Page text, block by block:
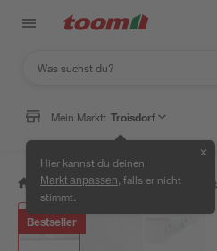
Mein Markt: Troisdorf
Hier kannst du deinen
Markt anpassen , falls er nicht
stimmt.
✕
/ Wohnen & Haushalt / Tapeten
Bestseller